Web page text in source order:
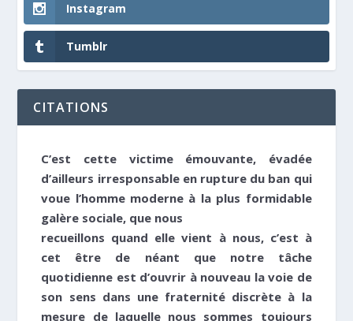
Instagram
Tumblr
CITATIONS
C’est cette victime émouvante, évadée
d’ailleurs irresponsable en rupture du ban qui
voue l’homme moderne à la plus formidable
galère sociale, que nous
recueillons quand elle vient à nous, c’est à
cet être de néant que notre tâche
quotidienne est d’ouvrir à nouveau la voie de
son sens dans une fraternité discrète à la
mesure de laquelle nous sommes toujours